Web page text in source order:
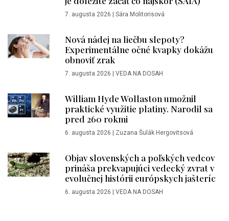
7. augusta 2026 Sára Molitorisová
Nová nádej na liečbu slepoty?
Experimentálne očné kvapky dokážu
obnoviť zrak
7. augusta 2026 VEDA NA DOSAH
William Hyde Wollaston umožnil
praktické využitie platiny. Narodil sa
pred 260 rokmi
6. augusta 2026 Zuzana Šulák Hergovitsová
Objav slovenských a poľských vedcov
prináša prekvapujúci vedecký zvrat v
evolučnej histórii európskych jašteríc
6. augusta 2026 VEDA NA DOSAH